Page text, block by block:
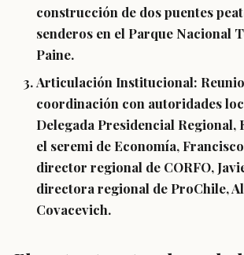
construcción de dos puentes
senderos en el Parque Nacional
Paine.
Articulación Institucional:
coordinación con autoridades
Delegada Presidencial Regional,
el seremi de Economía,
director regional de CORFO,
directora regional de ProChile,
Covacevich.